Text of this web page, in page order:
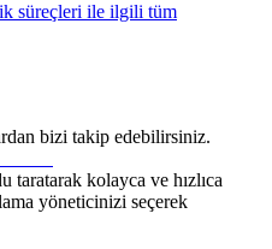
süreçleri ile ilgili tüm
bizi takip edebilirsiniz.
taratarak kolayca ve hızlıca
yöneticinizi seçerek